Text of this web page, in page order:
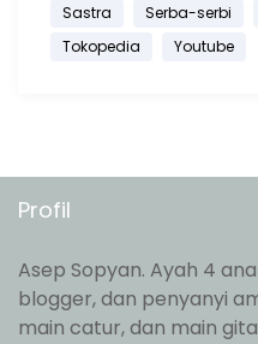
Sastra
Serba-serbi
Tokopedia
Youtube
Profil
Asep Sopyan. Ayah 4
blogger, dan penyanyi
main catur, dan main